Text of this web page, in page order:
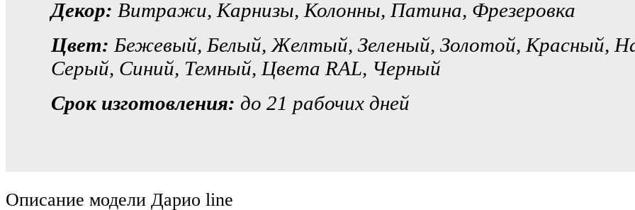
Декор: Витражи, Карнизы, Колонны, Патина, Фрезеровка
Цвет: Бежевый, Белый, Желтый, Зеленый, Золотой, Красный,
Серый, Синий, Темный, Цвета RAL, Черный
Срок изготовления: до 21 рабочих дней
Описание модели Дарио line